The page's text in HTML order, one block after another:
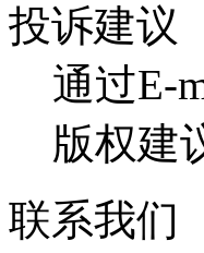
投诉建议
通过E-
版权建
联系我们